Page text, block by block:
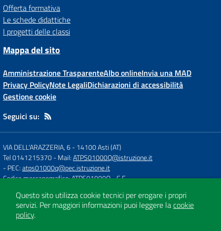
Offerta formativa
Le schede didattiche
I progetti delle classi
Mappa del sito
Amministrazione TrasparenteAlbo onlineInvia una MAD
Privacy PolicyNote LegaliDichiarazioni di accessibilità
Gestione cookie
Seguici su:
VIA DELL'ARAZZERIA, 6-14100 Asti (AT)
Tel 0141215370- Mail:ATPS01000Q@istruzione.it
- PEC:atps01000q@pec.istruzione.it
Codice meccanografico: ATPS01000Q- C.F.
Concept & Design by
Designers Italia
Questo sito utilizza cookie tecnici per erogare i propri
servizi. Per maggiori informazioni puoi leggere lacookie
policy.